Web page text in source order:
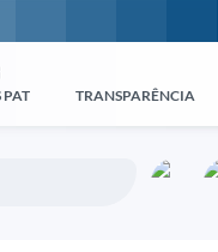
PAT TRANSPARÊNCIA